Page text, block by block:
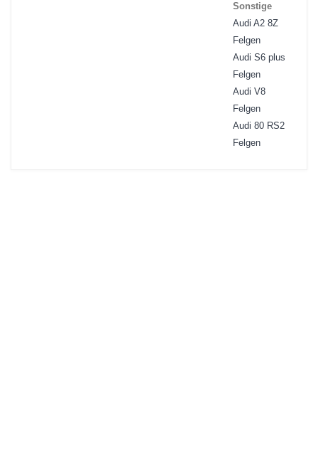
Sonstige
Audi A2 8Z
Felgen
Audi S6 plus
Felgen
Audi V8
Felgen
Audi 80 RS2
Felgen